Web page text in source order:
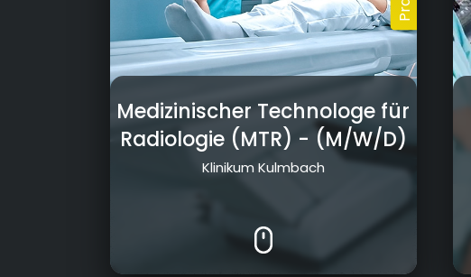
Medizinischer Technologe für
Radiologie (MTR) - (M/W/D)
Klinikum Kulmbach